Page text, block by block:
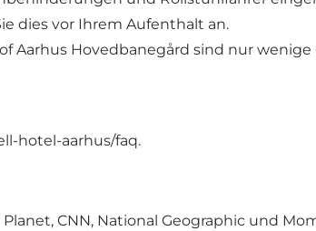
dies vor Ihrem Aufenthalt an.
Hovedbanegård sind nur
hotel-aarhus/faq.
CNN, National Geographic und